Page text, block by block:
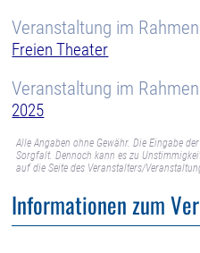
Veranstaltung im
Freien Theater
Veranstaltung im
2025
Alle Angaben ohne Gewähr. Die Eingabe
Sorgfalt. Dennoch kann es zu
auf die Seite des Veranstalters/
Informationen zum